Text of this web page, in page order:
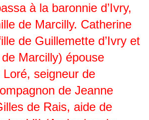
à la baronnie d’Ivry,
de Marcilly. Catherine
de Guillemette d’Ivry et
Marcilly) épouse
seigneur de
de Jeanne
de Rais, aide de